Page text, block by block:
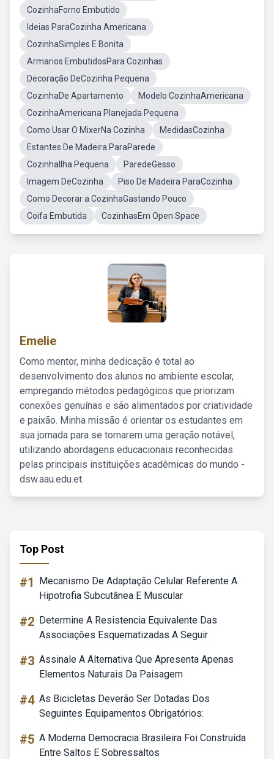
CozinhaForno Embutido
Ideias ParaCozinha Americana
CozinhaSimples E Bonita
Armarios EmbutidosPara Cozinhas
Decoração DeCozinha Pequena
CozinhaDe Apartamento
Modelo CozinhaAmericana
CozinhaAmericana Planejada Pequena
Como Usar O MixerNa Cozinha
MedidasCozinha
Estantes De Madeira ParaParede
CozinhaIlha Pequena
ParedeGesso
Imagem DeCozinha
Piso De Madeira ParaCozinha
Como Decorar a CozinhaGastando Pouco
Coifa Embutida
CozinhasEm Open Space
Emelie
Como mentor, minha dedicação é total ao
desenvolvimento dos alunos no ambiente escolar,
empregando métodos pedagógicos que priorizam
conexões genuínas e são alimentados por criatividade
e paixão. Minha missão é orientar os estudantes em
sua jornada para se tornarem uma geração notável,
utilizando abordagens educacionais reconhecidas
pelas principais instituições acadêmicas do mundo -
dsw.aau.edu.et.
Top Post
#1
Mecanismo De Adaptação Celular Referente A
Hipotrofia Subcutânea E Muscular
#2 Determine A Resistencia Equivalente Das
Associações Esquematizadas A Seguir
#3 Assinale A Alternativa Que Apresenta Apenas
Elementos Naturais Da Paisagem
#4 As Bicicletas Deverão Ser Dotadas Dos
Seguintes Equipamentos Obrigatórios:
#5 A Moderna Democracia Brasileira Foi Construída
Entre Saltos E Sobressaltos